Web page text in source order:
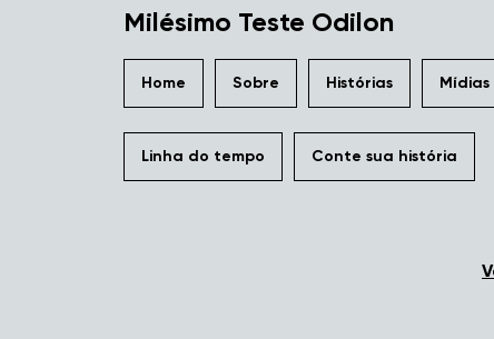
Milésimo Teste Odilon
Home Sobre Histórias Mídias
Linha do tempo Conte sua história